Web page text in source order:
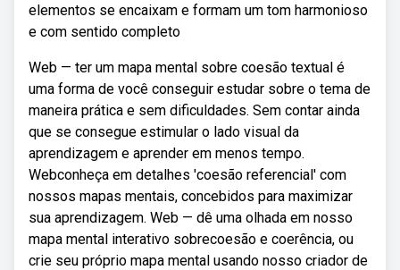
elementos se encaixam e formam um tom harmonioso
e com sentido completo
Web — ter um mapa mental sobre coesão textual é
uma forma de você conseguir estudar sobre o tema de
maneira prática e sem dificuldades. Sem contar ainda
que se consegue estimular o lado visual da
aprendizagem e aprender em menos tempo.
Webconheça em detalhes 'coesão referencial' com
nossos mapas mentais, concebidos para maximizar
sua aprendizagem. Web — dê uma olhada em nosso
mapa mental interativo sobrecoesão e coerência, ou
crie seu próprio mapa mental usando nosso criador de